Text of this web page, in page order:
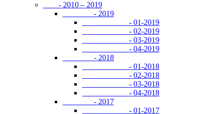
- 2010 – 2019
- 2019
- 01-2019
- 02-2019
- 03-2019
- 04-2019
- 2018
- 01-2018
- 02-2018
- 03-2018
- 04-2018
- 2017
- 01-2017